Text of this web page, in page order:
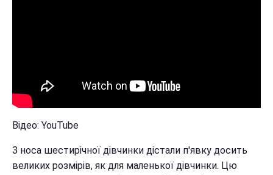
Відео: YouTube
З носа шестирічної дівчинки дістали п'явку досить
великих розмірів, як для маленької дівчинки. Цю